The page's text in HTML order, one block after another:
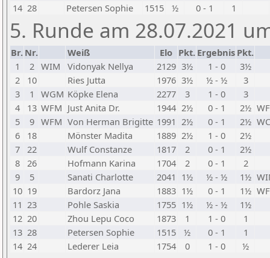
14 28 Petersen Sophie 1515 ½ 0 - 1 1
5. Runde am 28.07.2021
Br. Nr. Weiß Elo Pkt. Ergebnis Pkt.
1
2 WIM Vidonyak Nellya 2129 3½ 1 - 0
3½
2
10 Ries Jutta 1976 3½ ½ - ½
3
3
1 WGM Köpke Elena 2277 3 1 - 0
3
4
13 WFM Just Anita Dr. 1944 2½ 0 - 1 2½
5
9 WFM Von Herman Brigitte 1991 2½ 0 - 1 2½
6
18 Mönster Madita 1889 2½ 1 - 0
2½
7
22 Wulf Constanze 1817 2 0 - 1
2½
8
26 Hofmann Karina 1704 2 0 - 1
2
9
5 Sanati Charlotte 2041 1½ ½ - ½ 1½
10 19 Bardorz Jana 1883 1½ 0 - 1 1½
11 23 Pohle Saskia 1755 1½ ½ - ½
1½
12 20 Zhou Lepu Coco 1873 1 1 - 0
1
13 28 Petersen Sophie 1515 ½ 0 - 1
1
14 24 Lederer Leia 1754 0 1 - 0 ½